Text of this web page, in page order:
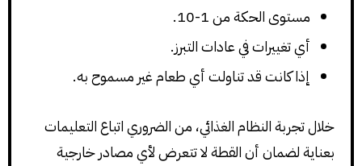
مستوى الحكة من 1-10.
أي تغييرات في عادات التبرز.
إذا كانت قد تناولت أي طعام غير مسموح به.
خلال تجربة النظام الغذائي، من الضروري اتباع التعليمات
بعناية لضمان أن القطة لا تتعرض لأي مصادر خارجية